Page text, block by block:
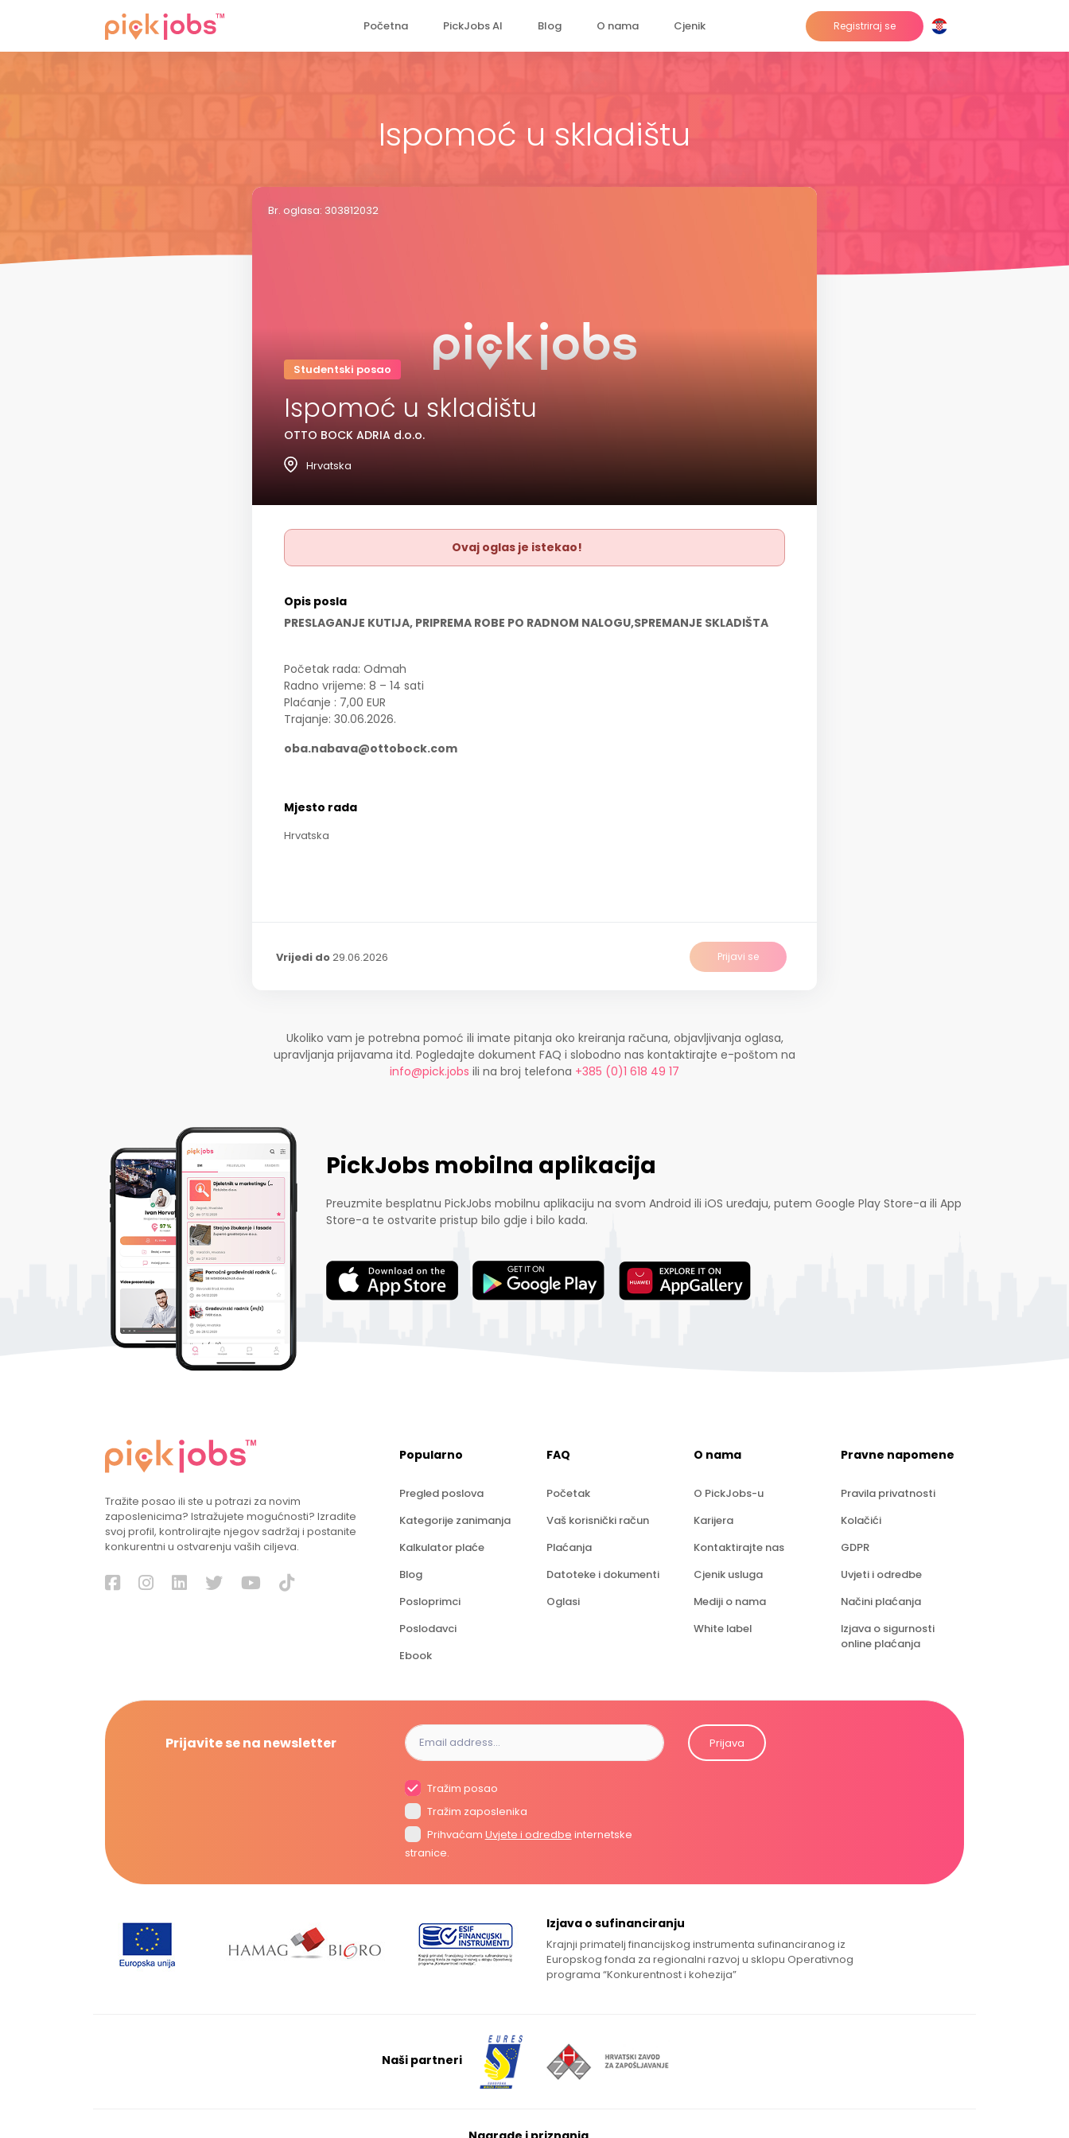
Početna PickJobs AI Blog O nama Cjenik Registriraj se
Ispomoć u skladištu
Br. oglasa: 303812032
Studentski posao
Ispomoć u skladištu
OTTO BOCK ADRIA d.o.o.
Hrvatska
Ovaj oglas je istekao!
Opis posla
PRESLAGANJE KUTIJA, PRIPREMA ROBE PO RADNOM NALOGU,SPREMANJE SKLADIŠTA
Početak rada: Odmah
Radno vrijeme: 8 – 14 sati
Plaćanje : 7,00 EUR
Trajanje: 30.06.2026.
oba.nabava@ottobock.com
Mjesto rada
Hrvatska
Vrijedi do29.06.2026 Prijavi se
Ukoliko vam je potrebna pomoć ili imate pitanja oko kreiranja računa, objavljivanja oglasa,
upravljanja prijavama itd. Pogledajte dokument FAQ i slobodno nas kontaktirajte e-poštom na
info@pick.jobs ili na broj telefona +385 (0)1 618 49 17
PickJobs mobilna aplikacija
Preuzmite besplatnu PickJobs mobilnu aplikaciju na svom Android ili iOS uređaju, putem Google Play Store-a ili App
Store-a te ostvarite pristup bilo gdje i bilo kada.
Tražite posao ili ste u potrazi za novim
zaposlenicima? Istražujete mogućnosti? Izradite
svoj profil, kontrolirajte njegov sadržaj i postanite
konkurentni u ostvarenju vaših ciljeva.
Popularno
Pregled poslova
Kategorije zanimanja
Kalkulator plaće
Blog
Posloprimci
Poslodavci
Ebook
FAQ
Početak
Vaš korisnički račun
Plaćanja
Datoteke i dokumenti
Oglasi
O nama
O PickJobs-u
Karijera
Kontaktirajte nas
Cjenik usluga
Mediji o nama
White label
Pravne napomene
Pravila privatnosti
Kolačići
GDPR
Uvjeti i odredbe
Načini plaćanja
Izjava o sigurnosti
online plaćanja
Prijavite se na newsletter
Tražim posao
Tražim zaposlenika
Prihvaćam Uvjete i odredbe internetske
stranice.
Prijava
Izjava o sufinanciranju
Krajnji primatelj financijskog instrumenta sufinanciranog iz
Europskog fonda za regionalni razvoj u sklopu Operativnog
programa “Konkurentnost i kohezija”
Naši partneri